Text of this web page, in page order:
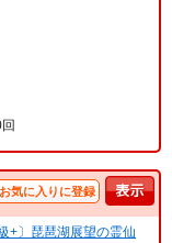
お気に入りに登録
+〕琵琶湖展望の霊仙